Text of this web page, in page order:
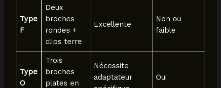
Type
F
Deux
broches
rondes +
clips terre
Excellente
Non ou
faible
Type
O
Trois
broches
plates en
Nécessite
adaptateur
Oui